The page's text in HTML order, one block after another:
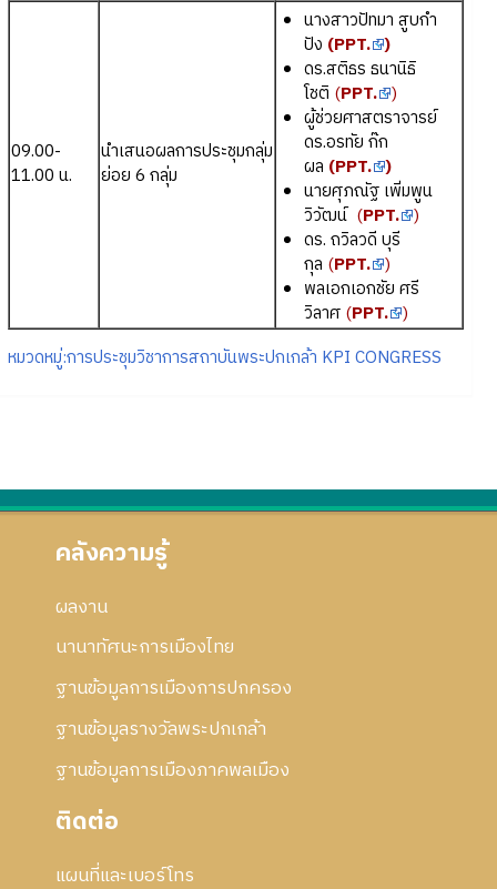
09.00-
11.00 น.
นำเสนอผลการประชุมกลุ่ม
ย่อย 6 กลุ่ม
นางสาวปัทมา สูบกำ
ปัง (PPT. )
ดร.สติธร ธนานิธิ
โชติ (PPT. )
ผู้ช่วยศาสตราจารย์
ดร.อรทัย ก๊ก
ผล (PPT. )
นายศุภณัฐ เพิ่มพูน
วิวัฒน์ (PPT. )
ดร. ถวิลวดี บุรี
กุล (PPT. )
พลเอกเอกชัย ศรี
วิลาศ (PPT. )
หมวดหมู่:การประชุมวิชาการสถาบันพระปกเกล้า KPI CONGRESS
คลังความรู้
ผลงาน
นานาทัศนะการเมืองไทย
ฐานข้อมูลการเมืองการปกครอง
ฐานข้อมูลรางวัลพระปกเกล้า
ฐานข้อมูลการเมืองภาคพลเมือง
ติดต่อ
แผนที่และเบอร์โทร